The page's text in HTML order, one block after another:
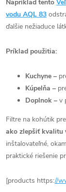
Napríklad tento
vodu AQL 83
ďalšie nežiaduce
Príklad použitia:
Kuchyne –
Kúpelňa –
Doplnok – v
Filtre na kohútik
ako zlepšiť kvalitu
inštalovateľné,
praktické riešenie
[products https://